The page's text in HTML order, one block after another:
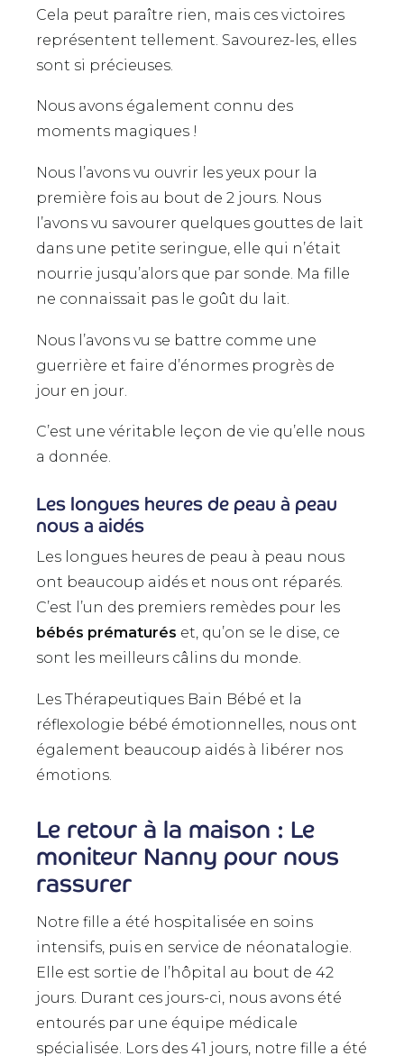
Cela peut paraître rien, mais ces victoires
représentent tellement. Savourez-les, elles
sont si précieuses.
Nous avons également connu des
moments magiques !
Nous l’avons vu ouvrir les yeux pour la
première fois au bout de 2 jours. Nous
l’avons vu savourer quelques gouttes de lait
dans une petite seringue, elle qui n’était
nourrie jusqu’alors que par sonde. Ma fille
ne connaissait pas le goût du lait.
Nous l’avons vu se battre comme une
guerrière et faire d’énormes progrès de
jour en jour.
C’est une véritable leçon de vie qu’elle nous
a donnée.
Les longues heures de peau à peau
nous a aidés
Les longues heures de peau à peau nous
ont beaucoup aidés et nous ont réparés.
C’est l’un des premiers remèdes pour les
bébés prématurés et, qu’on se le dise, ce
sont les meilleurs câlins du monde.
Les Thérapeutiques Bain Bébé et la
réflexologie bébé émotionnelles, nous ont
également beaucoup aidés à libérer nos
émotions.
Le retour à la maison : Le
moniteur Nanny pour nous
rassurer
Notre fille a été hospitalisée en soins
intensifs, puis en service de néonatalogie.
Elle est sortie de l’hôpital au bout de 42
jours. Durant ces jours-ci, nous avons été
entourés par une équipe médicale
spécialisée. Lors des 41 jours, notre fille a été